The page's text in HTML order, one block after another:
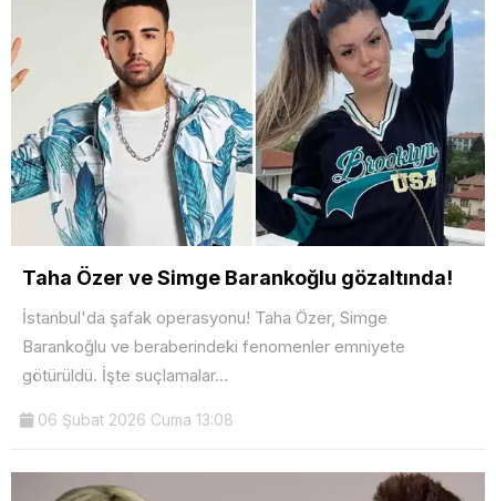
Taha Özer ve Simge Barankoğlu gözaltında!
İstanbul'da şafak operasyonu! Taha Özer, Simge
Barankoğlu ve beraberindeki fenomenler emniyete
götürüldü. İşte suçlamalar...
06 Şubat 2026 Cuma 13:08